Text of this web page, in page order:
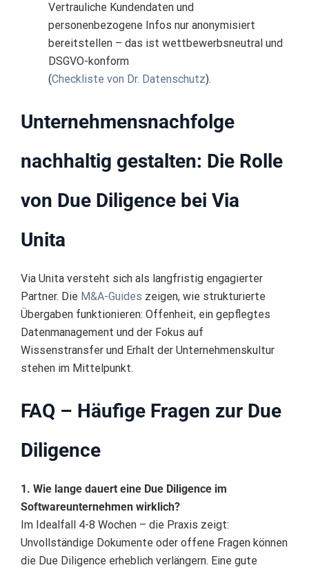
Vertrauliche Kundendaten und
personenbezogene Infos nur anonymisiert
bereitstellen – das ist wettbewerbsneutral und
DSGVO-konform
(Checkliste von Dr. Datenschutz).
Unternehmensnachfolge
nachhaltig gestalten: Die Rolle
von Due Diligence bei Via
Unita
Via Unita versteht sich als langfristig engagierter
Partner. Die M&A-Guides zeigen, wie strukturierte
Übergaben funktionieren: Offenheit, ein gepflegtes
Datenmanagement und der Fokus auf
Wissenstransfer und Erhalt der Unternehmenskultur
stehen im Mittelpunkt.
FAQ – Häufige Fragen zur Due
Diligence
1. Wie lange dauert eine Due Diligence im
Softwareunternehmen wirklich?
Im Idealfall 4-8 Wochen – die Praxis zeigt:
Unvollständige Dokumente oder offene Fragen können
die Due Diligence erheblich verlängern. Eine gute